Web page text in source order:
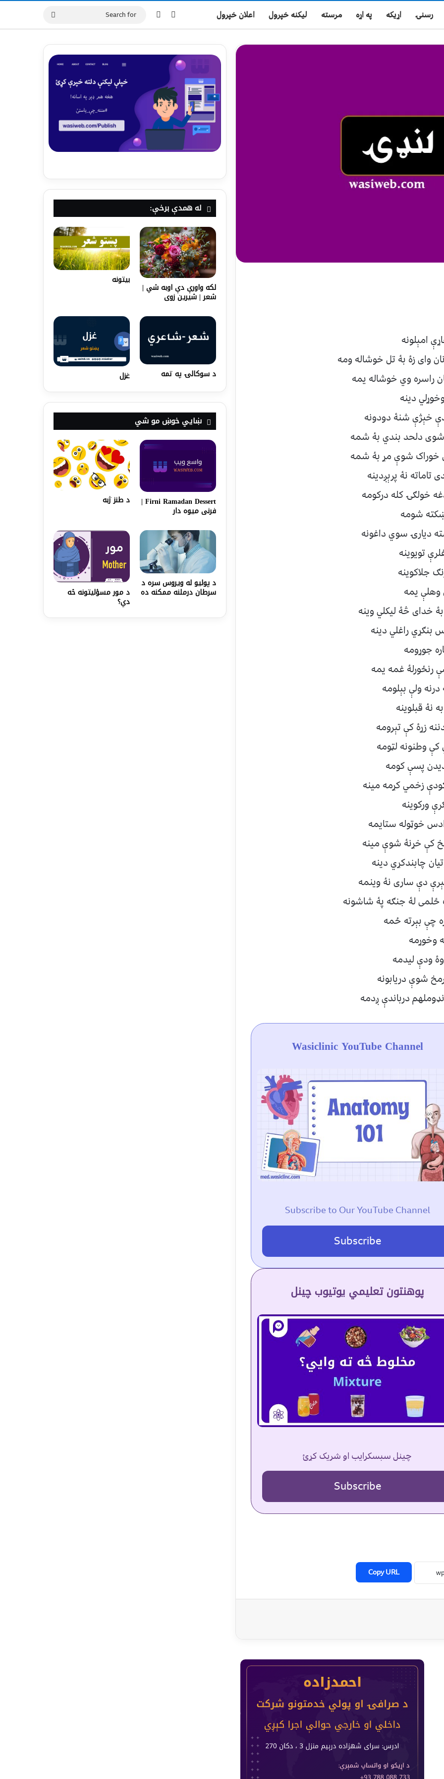
رسنۍ اړیکه په اړه مرسته لیکنه خپرول اعلان خپرول
امېلونه
وای زۀ بۀ تل خوشاله ومه
راسره وي خوشاله يمه
دينه
خېژې شنۀ دودونه
شوی دلحد بندي بۀ شمه
خوراک شوې مړ بۀ شمه
نۀ پرېږدينه
خولګۍ کله درکومه
شومه
ديارۍ سوي داغونه
تويوينه
جلاکوينه
وهلې يمه
خدای څۀ ليکلي وينه
بنګړي راغلي دينه
جوړومه
رنځورلۀ غمه يمه
ولې بېلومه
نۀ قبلوينه
زړۀ کې تېرومه
وطنونه لټومه
پسې کومه
زخمي کړمه مينه
ورکوينه
خوټوله ستايمه
کې خړنۀ شوې مينه
چابندکړي دينه
دې ساری نۀ وينمه
لۀ جنګه پۀ شاشونه
چې بېرته ځمه
وخوړمه
ودې ليدمه
شوې دريابونه
درباندې ږدمه
Wasiclinic YouTube Channel
Subscribe to Our YouTube Channel
Subscribe
پوهنتون تعلیمي یوتیوب چینل
چینل سبسکرایب او شریک کړئ
Subscribe
Copy URL
له همدې برخې:
لکه واورې دې اوبه شي |
شعر | شیرین زوی
بیتونه
د سوکالۍ په تمه غزل
ښايي خوښ مو شي
Firni Ramadan Dessert |
فرنی میوه دار
د طنز ژبه
د پولیو له ویروس سره د
سرطان درملنه ممکنه ده د مور مسؤلیتونه څه
دي؟